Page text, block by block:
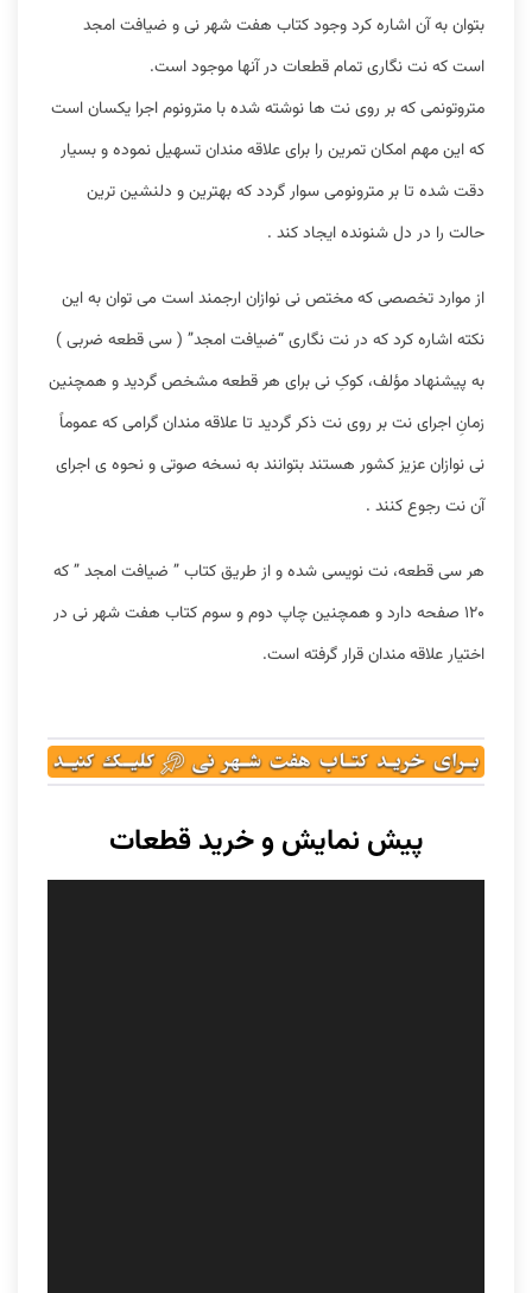
بتوان به آن اشاره کرد وجود کتاب هفت شهر نی و ضیافت امجد
است که نت نگاری تمام قطعات در آنها موجود است.
متروتونمی که بر روی نت ها نوشته شده با مترونوم اجرا یکسان است
که این مهم امکان تمرین را برای علاقه مندان تسهیل نموده و بسیار
دقت شده تا بر مترونومی سوار گردد که بهترین و دلنشین ترین
حالت را در دل شنونده ایجاد کند .
از موارد تخصصی که مختص نی نوازان ارجمند است می توان به این
نکته اشاره کرد که در نت نگاری “ضیافت امجد” ( سی قطعه ضربی )
به پیشنهاد مؤلف، کوکِ نی برای هر قطعه مشخص گردید و همچنین
زمانِ اجرای نت بر روی نت ذکر گردید تا علاقه مندان گرامی که عموماً
نی نوازان عزیز کشور هستند بتوانند به نسخه صوتی و نحوه ی اجرای
آن نت رجوع کنند .
هر سی قطعه، نت نویسی شده و از طریق کتاب ” ضیافت امجد ” که
۱۲۰ صفحه دارد و همچنین چاپ دوم و سوم کتاب هفت شهر نی در
اختیار علاقه مندان قرار گرفته است.
پیش نمایش و خرید قطعات